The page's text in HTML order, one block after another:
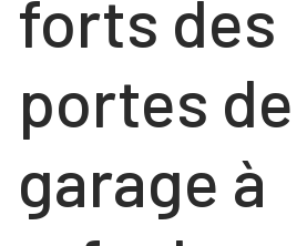
forts des
portes de
garage à